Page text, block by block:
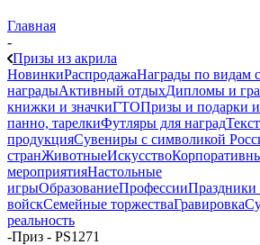
Главная
-
Призы из акрила
НовинкиРаспродажаНаграды по видам
наградыАктивный отдыхДипломы и
книжки и значкиГТОПризы и подарки
панно, тарелкиФутляры для наград
продукцияСувениры с символикой
странЖивотныеИскусство
мероприятияНастольные
игрыОбразованиеПрофессииПраздники
войскСемейные торжестваГравировка
реальность
-Приз - PS1271